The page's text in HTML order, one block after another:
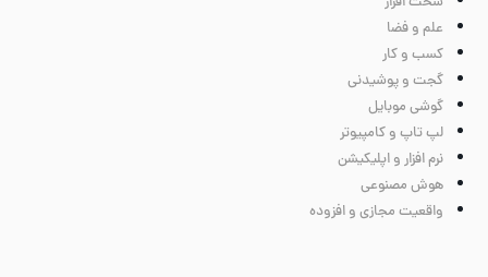
علم و فضا
کسب و کار
گجت و پوشیدنی
گوشی موبایل
لپ تاپ و کامپیوتر
نرم افزار و اپلیکیشن
هوش مصنوعی
واقعیت مجازی و افزوده